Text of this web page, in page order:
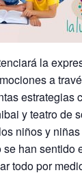
la
a
estrategias
y teatro de
niños y
han sentido
todo por